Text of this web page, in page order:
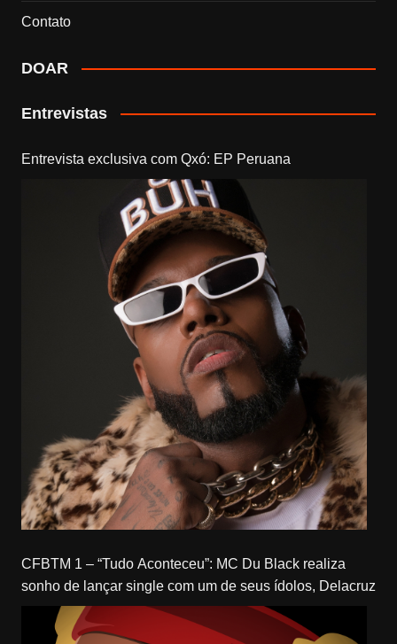
Contato
DOAR
Entrevistas
Entrevista exclusiva com Qxó: EP Peruana
CFBTM 1 – “Tudo Aconteceu”: MC Du Black realiza
sonho de lançar single com um de seus ídolos, Delacruz